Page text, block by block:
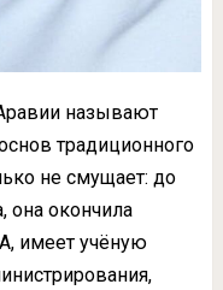
называют
традиционного
не смущает: до
она окончила
имеет учёную